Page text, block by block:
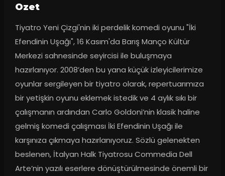
Ozet
Tiyatro Yeni Çizgi'nin iki perdelik komedi oyunu "İki
Efendinin Uşağı", 16 Kasım'da Barış Manço Kültür
Merkezi sahnesinde seyircisi ile buluşmaya
hazırlanıyor. 2008’den bu yana küçük izleyicilerimize
oyunlar sergileyen bir tiyatro olarak, repertuarımıza
bir yetişkin oyunu eklemek istedik ve 4 aylık sıkı bir
çalışmanın ardından Carlo Goldoni’nin klasik haline
gelmiş komedi çalışması İki Efendinin Uşağı ile
karşınıza çıkmaya hazırlanıyoruz. Sözlü gelenekten
beslenen, İtalyan Halk Tiyatrosu Commedia Dell
Arte’nin yazılı eserlere dönüştürülmesinde önemli bir